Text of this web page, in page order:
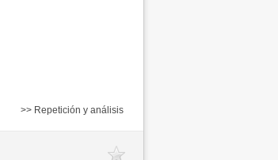
>> Repetición y análisis